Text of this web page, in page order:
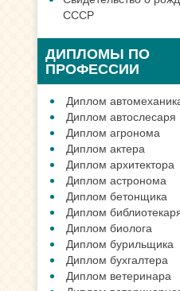
СССР
ДИПЛОМЫ ПО
ПРОФЕССИИ
Диплом
Диплом автослесаря
Диплом агронома
Диплом актера
Диплом архитектора
Диплом астронома
Диплом бетонщика
Диплом
Диплом биолога
Диплом бурильщика
Диплом бухгалтера
Диплом ветеринара